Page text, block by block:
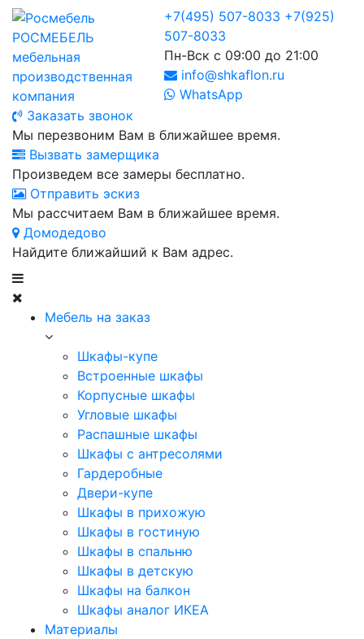
РОСМЕБЕЛЬ
мебельная
производственная
компания
+7(495) 507-8033 +7(925)
507-8033
Пн-Вск с 09:00 до 21:00
info@shkaflon.ru
WhatsApp
Заказать звонок
Мы перезвоним Вам в ближайшее время.
Вызвать замерщика
Произведем все замеры бесплатно.
Отправить эскиз
Мы рассчитаем Вам в ближайшее время.
Домодедово
Найдите ближайший к Вам адрес.
Мебель на заказ
Шкафы-купе
Встроенные шкафы
Корпусные шкафы
Угловые шкафы
Распашные шкафы
Шкафы с антресолями
Гардеробные
Двери-купе
Шкафы в прихожую
Шкафы в гостиную
Шкафы в спальню
Шкафы в детскую
Шкафы на балкон
Шкафы аналог ИКЕА
Материалы